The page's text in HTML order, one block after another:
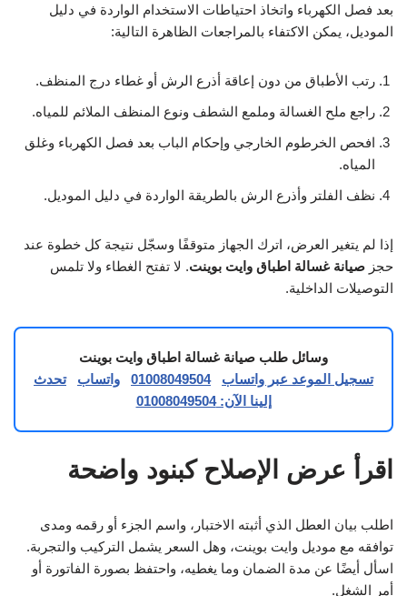
بعد فصل الكهرباء واتخاذ احتياطات الاستخدام الواردة في دليل
الموديل، يمكن الاكتفاء بالمراجعات الظاهرة التالية:
رتب الأطباق من دون إعاقة أذرع الرش أو غطاء درج المنظف.
راجع ملح الغسالة وملمع الشطف ونوع المنظف الملائم للمياه.
افحص الخرطوم الخارجي وإحكام الباب بعد فصل الكهرباء وغلق
المياه.
نظف الفلتر وأذرع الرش بالطريقة الواردة في دليل الموديل.
إذا لم يتغير العرض، اترك الجهاز متوقفًا وسجّل نتيجة كل خطوة عند
حجز صيانة غسالة اطباق وايت بوينت. لا تفتح الغطاء ولا تلمس
التوصيلات الداخلية.
وسائل طلب صيانة غسالة اطباق وايت بوينت
تسجيل الموعد عبر واتساب
01008049504 واتساب
تحدث
إلينا الآن: 01008049504
اقرأ عرض الإصلاح كبنود واضحة
اطلب بيان العطل الذي أثبته الاختبار، واسم الجزء أو رقمه ومدى
توافقه مع موديل وايت بوينت، وهل السعر يشمل التركيب والتجربة.
اسأل أيضًا عن مدة الضمان وما يغطيه، واحتفظ بصورة الفاتورة أو
أمر الشغل.